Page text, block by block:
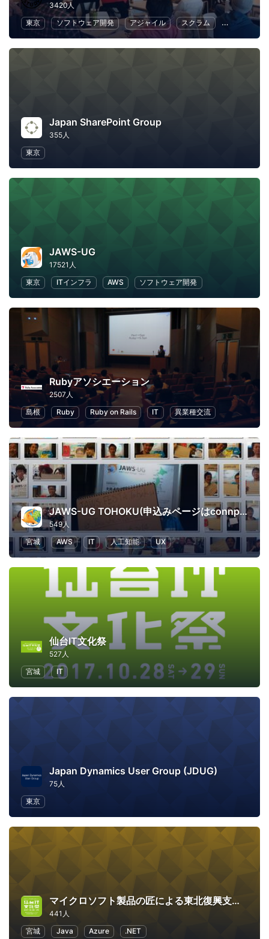
3420人
東京
ソフトウェア開発 アジャイル スクラム ビジネス
Japan SharePoint Group
355人
東京
JAWS-UG
17521人
東京
ITインフラ AWS ソフトウェア開発
Rubyアソシエーション
2507人
島根
Ruby Ruby on Rails IT 異業種交流
JAWS-UG TOHOKU(申込みページはconnpassに移行しました)
549人
宮城
AWS IT 人工知能 UX
仙台IT文化祭
527人
宮城
IT
Japan Dynamics User Group (JDUG)
75人
東京
マイクロソフト製品の匠による東北復興支援イベント Rebirth! 東北
441人
宮城
Java Azure .NET